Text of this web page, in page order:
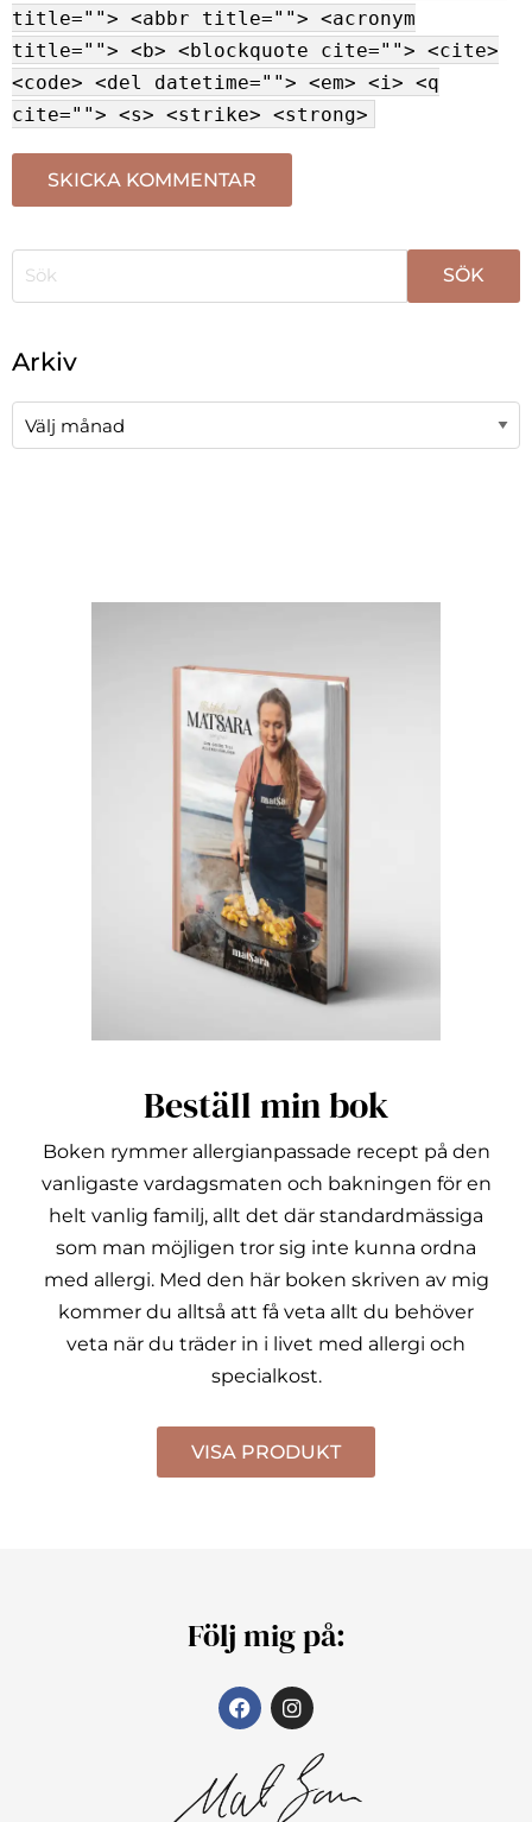
title=""> <abbr title=""> <acronym
title=""> <b> <blockquote cite=""> <cite>
<code> <del datetime=""> <em> <i> <q
cite=""> <s> <strike> <strong>
Arkiv
Beställ min bok
Boken rymmer allergianpassade recept på den
vanligaste vardagsmaten och bakningen för en
helt vanlig familj, allt det där standardmässiga
som man möjligen tror sig inte kunna ordna
med allergi. Med den här boken skriven av mig
kommer du alltså att få veta allt du behöver
veta när du träder in i livet med allergi och
specialkost.
VISA PRODUKT
Följ mig på: